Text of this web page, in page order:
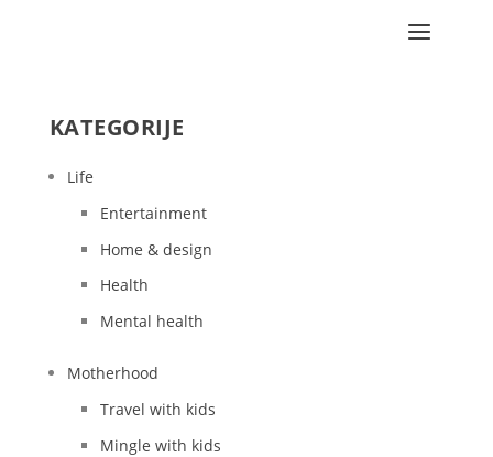
KATEGORIJE
Life
Entertainment
Home & design
Health
Mental health
Motherhood
Travel with kids
Mingle with kids